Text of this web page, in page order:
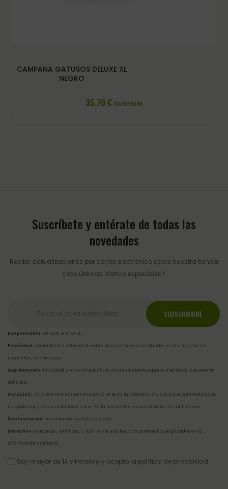
CAMPANA GATUSOS DELUXE XL
NEGRO
35,70 € Iva Incluido
Suscríbete y entérate de todas las
novedades
Recibe actualizaciones por correo electrónico sobre nuestra tienda
y las últimas ofertas especiales !!
Responsable: SULTAN HIPICA SL.
Finalidad: contactarte e informarte sobre nuestros servicios. Mandarte información vía
newsletter, si lo aceptas.
Legitimación: finalidad pre-contractual y tu consentimiento expreso mediante la presente
solicitud.
Duración: los datos se eliminan en cuanto se te da la información, salvo que contrates o que
nos pidas que te contactemos a futuro. En la newsletter, en cuanto te borras del mismo.
Destinatarios: no cedemos tus datos a nadie.
Derechos: A acceder, rectificar, y suprimir tus datos, y otros derechos explicados en la
información adicional
Soy mayor de 14 y he leído y acepto la política de privacidad